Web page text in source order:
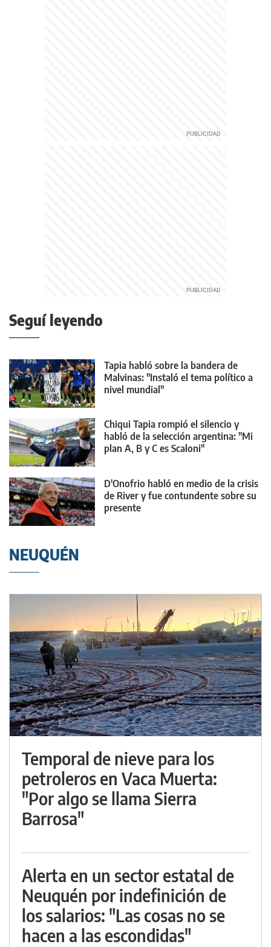
Seguí leyendo
Tapia habló sobre la bandera de
Malvinas: "Instaló el tema político a
nivel mundial"
Chiqui Tapia rompió el silencio y
habló de la selección argentina: "Mi
plan A, B y C es Scaloni"
D'Onofrio habló en medio de la crisis
de River y fue contundente sobre su
presente
NEUQUÉN
Temporal de nieve para los
petroleros en Vaca Muerta:
"Por algo se llama Sierra
Barrosa"
Alerta en un sector estatal de
Neuquén por indefinición de
los salarios: "Las cosas no se
hacen a las escondidas"